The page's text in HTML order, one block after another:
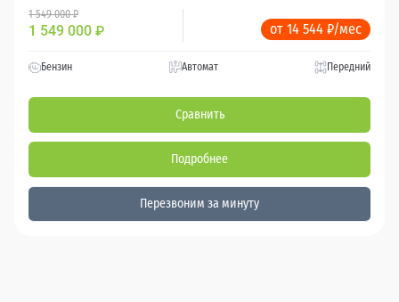
1 549 000 ₽
1 549 000 ₽ от 14 544 ₽/мес
Бензин Автомат Передний
Сравнить
Подробнее
Перезвоним за минуту